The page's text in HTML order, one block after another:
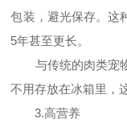
包装，避光保存。这
5年甚至更长。
与传统的肉类宠物
不用存放在冰箱里，
3.高营养